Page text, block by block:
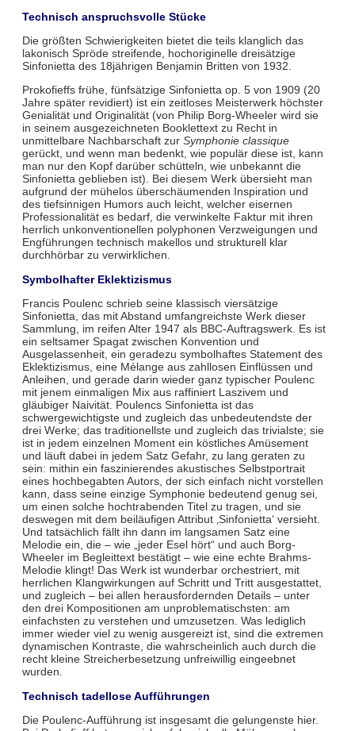
Technisch anspruchsvolle Stücke
Die größten Schwierigkeiten bietet die teils klanglich das
lakonisch Spröde streifende, hochoriginelle dreisätzige
Sinfonietta des 18jährigen Benjamin Britten von 1932.
Prokofieffs frühe, fünfsätzige Sinfonietta op. 5 von 1909 (20
Jahre später revidiert) ist ein zeitloses Meisterwerk höchster
Genialität und Originalität (von Philip Borg-Wheeler wird sie
in seinem ausgezeichneten Booklettext zu Recht in
unmittelbare Nachbarschaft zur Symphonie classique
gerückt, und wenn man bedenkt, wie populär diese ist, kann
man nur den Kopf darüber schütteln, wie unbekannt die
Sinfonietta geblieben ist). Bei diesem Werk übersieht man
aufgrund der mühelos überschäumenden Inspiration und
des tiefsinnigen Humors auch leicht, welcher eisernen
Professionalität es bedarf, die verwinkelte Faktur mit ihren
herrlich unkonventionellen polyphonen Verzweigungen und
Engführungen technisch makellos und strukturell klar
durchhörbar zu verwirklichen.
Symbolhafter Eklektizismus
Francis Poulenc schrieb seine klassisch viersätzige
Sinfonietta, das mit Abstand umfangreichste Werk dieser
Sammlung, im reifen Alter 1947 als BBC-Auftragswerk. Es ist
ein seltsamer Spagat zwischen Konvention und
Ausgelassenheit, ein geradezu symbolhaftes Statement des
Eklektizismus, eine Mélange aus zahllosen Einflüssen und
Anleihen, und gerade darin wieder ganz typischer Poulenc
mit jenem einmaligen Mix aus raffiniert Laszivem und
gläubiger Naivität. Poulencs Sinfonietta ist das
schwergewichtigste und zugleich das unbedeutendste der
drei Werke; das traditionellste und zugleich das trivialste; sie
ist in jedem einzelnen Moment ein köstliches Amüsement
und läuft dabei in jedem Satz Gefahr, zu lang geraten zu
sein: mithin ein faszinierendes akustisches Selbstportrait
eines hochbegabten Autors, der sich einfach nicht vorstellen
kann, dass seine einzige Symphonie bedeutend genug sei,
um einen solche hochtrabenden Titel zu tragen, und sie
deswegen mit dem beiläufigen Attribut ‚Sinfonietta‘ versieht.
Und tatsächlich fällt ihn dann im langsamen Satz eine
Melodie ein, die – wie „jeder Esel hört“ und auch Borg-
Wheeler im Begleittext bestätigt – wie eine echte Brahms-
Melodie klingt! Das Werk ist wunderbar orchestriert, mit
herrlichen Klangwirkungen auf Schritt und Tritt ausgestattet,
und zugleich – bei allen herausfordernden Details – unter
den drei Kompositionen am unproblematischsten: am
einfachsten zu verstehen und umzusetzen. Was lediglich
immer wieder viel zu wenig ausgereizt ist, sind die extremen
dynamischen Kontraste, die wahrscheinlich auch durch die
recht kleine Streicherbesetzung unfreiwillig eingeebnet
wurden.
Technisch tadellose Aufführungen
Die Poulenc-Aufführung ist insgesamt die gelungenste hier.